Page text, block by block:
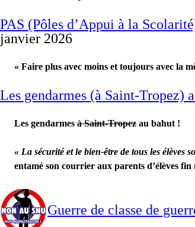
PAS (Pôles d’Appui à la
janvier 2026
« Faire plus avec moins et toujours avec la
Les gendarmes (à Saint-Tropez)
Les gendarmes à Saint-Tropez au bahut !
« La sécurité et le bien-être de tous les élèves
entamé son courrier aux parents d’élèves fin
Guerre de classe de